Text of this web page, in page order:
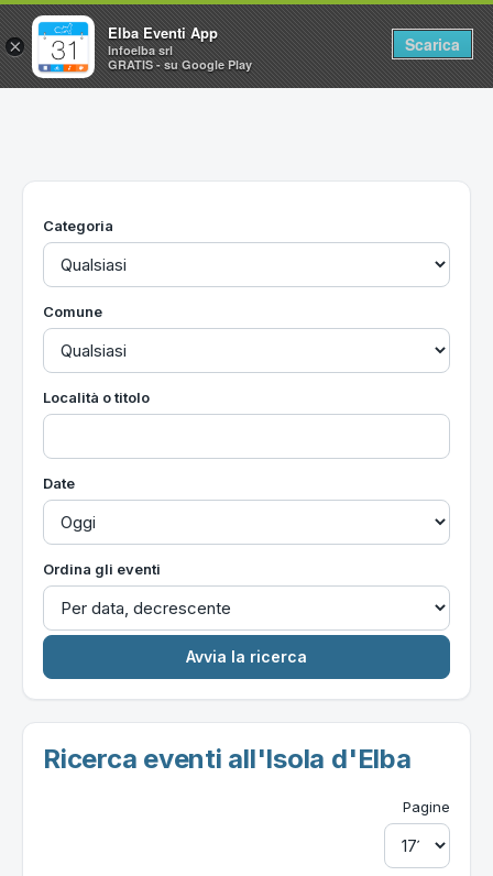
Home
Utilità
Categoria
Comune
Località o titolo
Date
Ordina gli eventi
Ricerca eventi all'Isola d'Elba
Pagine
×
Elba Eventi App
Infoelba srl
GRATIS - su Google Play
Scarica